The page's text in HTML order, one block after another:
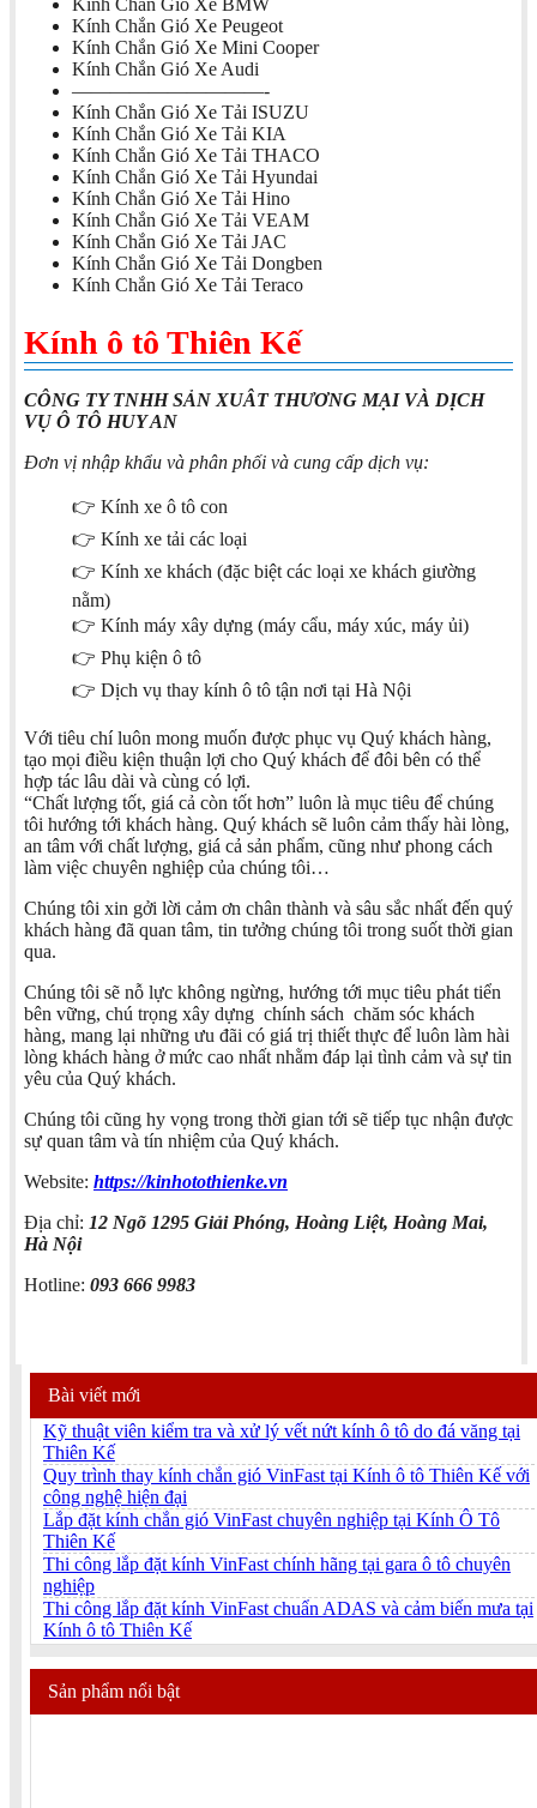
Kính Chắn Gió Xe Peugeot
Kính Chắn Gió Xe Mini Cooper
Kính Chắn Gió Xe Audi
——————————-
Kính Chắn Gió Xe Tải ISUZU
Kính Chắn Gió Xe Tải KIA
Kính Chắn Gió Xe Tải THACO
Kính Chắn Gió Xe Tải Hyundai
Kính Chắn Gió Xe Tải Hino
Kính Chắn Gió Xe Tải VEAM
Kính Chắn Gió Xe Tải JAC
Kính Chắn Gió Xe Tải Dongben
Kính Chắn Gió Xe Tải Teraco
Kính ô tô Thiên Kế
CÔNG TY TNHH SẢN XUÂT THƯƠNG MẠI VÀ DỊCH
VỤ Ô TÔ HUY AN
Đơn vị nhập khẩu và phân phối và cung cấp dịch vụ:
👉 Kính xe ô tô con
👉 Kính xe tải các loại
👉 Kính xe khách (đặc biệt các loại xe khách giường
nằm)
👉 Kính máy xây dựng (máy cẩu, máy xúc, máy ủi)
👉 Phụ kiện ô tô
👉 Dịch vụ thay kính ô tô tận nơi tại Hà Nội
Với tiêu chí luôn mong muốn được phục vụ Quý khách hàng,
tạo mọi điều kiện thuận lợi cho Quý khách để đôi bên có thể
hợp tác lâu dài và cùng có lợi.
“Chất lượng tốt, giá cả còn tốt hơn” luôn là mục tiêu để chúng
tôi hướng tới khách hàng. Quý khách sẽ luôn cảm thấy hài lòng,
an tâm với chất lượng, giá cả sản phẩm, cũng như phong cách
làm việc chuyên nghiệp của chúng tôi…
Chúng tôi xin gởi lời cảm ơn chân thành và sâu sắc nhất đến quý
khách hàng đã quan tâm, tin tưởng chúng tôi trong suốt thời gian
qua.
Chúng tôi sẽ nỗ lực không ngừng, hướng tới mục tiêu phát tiển
bên vững, chú trọng xây dựng chính sách chăm sóc khách
hàng, mang lại những ưu đãi có giá trị thiết thực để luôn làm hài
lòng khách hàng ở mức cao nhất nhằm đáp lại tình cảm và sự tin
yêu của Quý khách.
Chúng tôi cũng hy vọng trong thời gian tới sẽ tiếp tục nhận được
sự quan tâm và tín nhiệm của Quý khách.
Website: https://kinhotothienke.vn
Địa chỉ: 12 Ngõ 1295 Giải Phóng, Hoàng Liệt, Hoàng Mai,
Hà Nội
Hotline: 093 666 9983
Bài viết mới
Kỹ thuật viên kiểm tra và xử lý vết nứt kính ô tô do đá văng tại
Thiên Kế
Quy trình thay kính chắn gió VinFast tại Kính ô tô Thiên Kế với
công nghệ hiện đại
Lắp đặt kính chắn gió VinFast chuyên nghiệp tại Kính Ô Tô
Thiên Kế
Thi công lắp đặt kính VinFast chính hãng tại gara ô tô chuyên
nghiệp
Thi công lắp đặt kính VinFast chuẩn ADAS và cảm biến mưa tại
Kính ô tô Thiên Kế
Sản phẩm nổi bật